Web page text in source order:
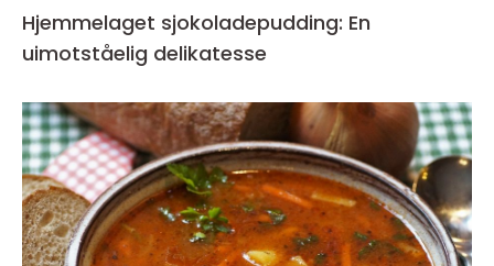
Hjemmelaget sjokoladepudding: En
uimotståelig delikatesse